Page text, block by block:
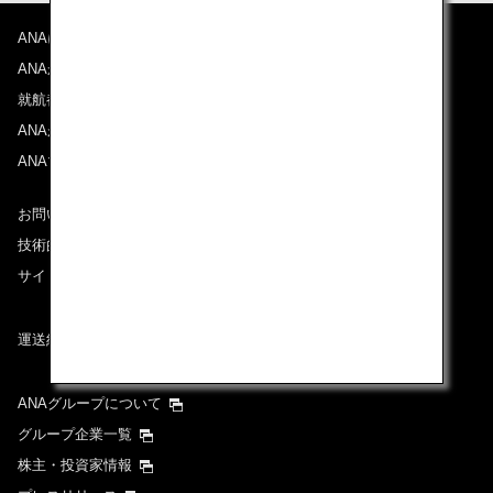
ANAについて
ANAからのお知らせ
就航都市
ANAがお約束する体験
ANAマイレージクラブ
お問い合わせ
技術的なお問い合わせ（推奨環境）
サイトマップ
運送約款
ANAグループについて
グループ企業一覧
株主・投資家情報